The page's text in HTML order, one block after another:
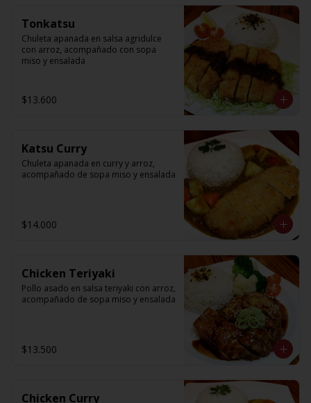
Tonkatsu
Chuleta apanada en salsa agridulce
con arroz, acompañado con sopa
miso y ensalada
$13.600
Katsu Curry
Chuleta apanada en curry y arroz,
acompañado de sopa miso y ensalada
$14.000
Chicken Teriyaki
Pollo asado en salsa teriyaki con arroz,
acompañado de sopa miso y ensalada
$13.500
Chicken Curry